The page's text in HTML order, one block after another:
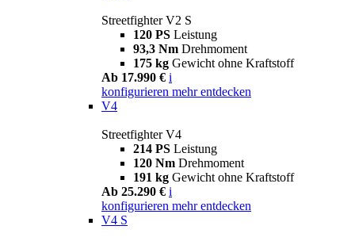
Streetfighter V2 S
120 PS Leistung
93,3 Nm Drehmoment
175 kg Gewicht ohne Kraftstoff
Ab 17.990 € i
konfigurieren mehr entdecken
V4
Streetfighter V4
214 PS Leistung
120 Nm Drehmoment
191 kg Gewicht ohne Kraftstoff
Ab 25.290 € i
konfigurieren mehr entdecken
V4 S